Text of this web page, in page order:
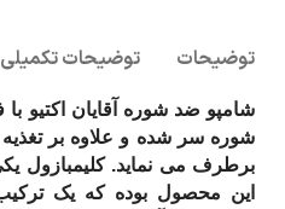
توضیحات توضیحات تکمیلی
شامپو ضد شوره آقایان اکتیو
شوره سر شده و علاوه بر
برطرف می نماید. کلیمبازول
این محصول بوده که یک